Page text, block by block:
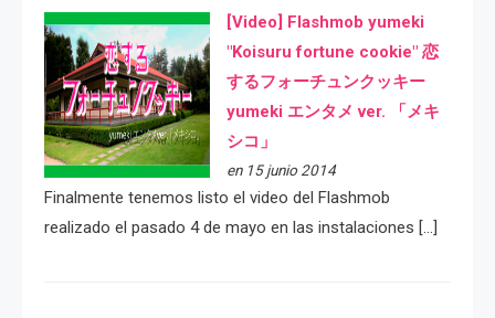
[Video] Flashmob yumeki
"Koisuru fortune cookie" 恋
するフォーチュンクッキー
yumeki エンタメ ver. 「メキ
シコ」
en 15 junio 2014
Finalmente tenemos listo el video del Flashmob
realizado el pasado 4 de mayo en las instalaciones […]